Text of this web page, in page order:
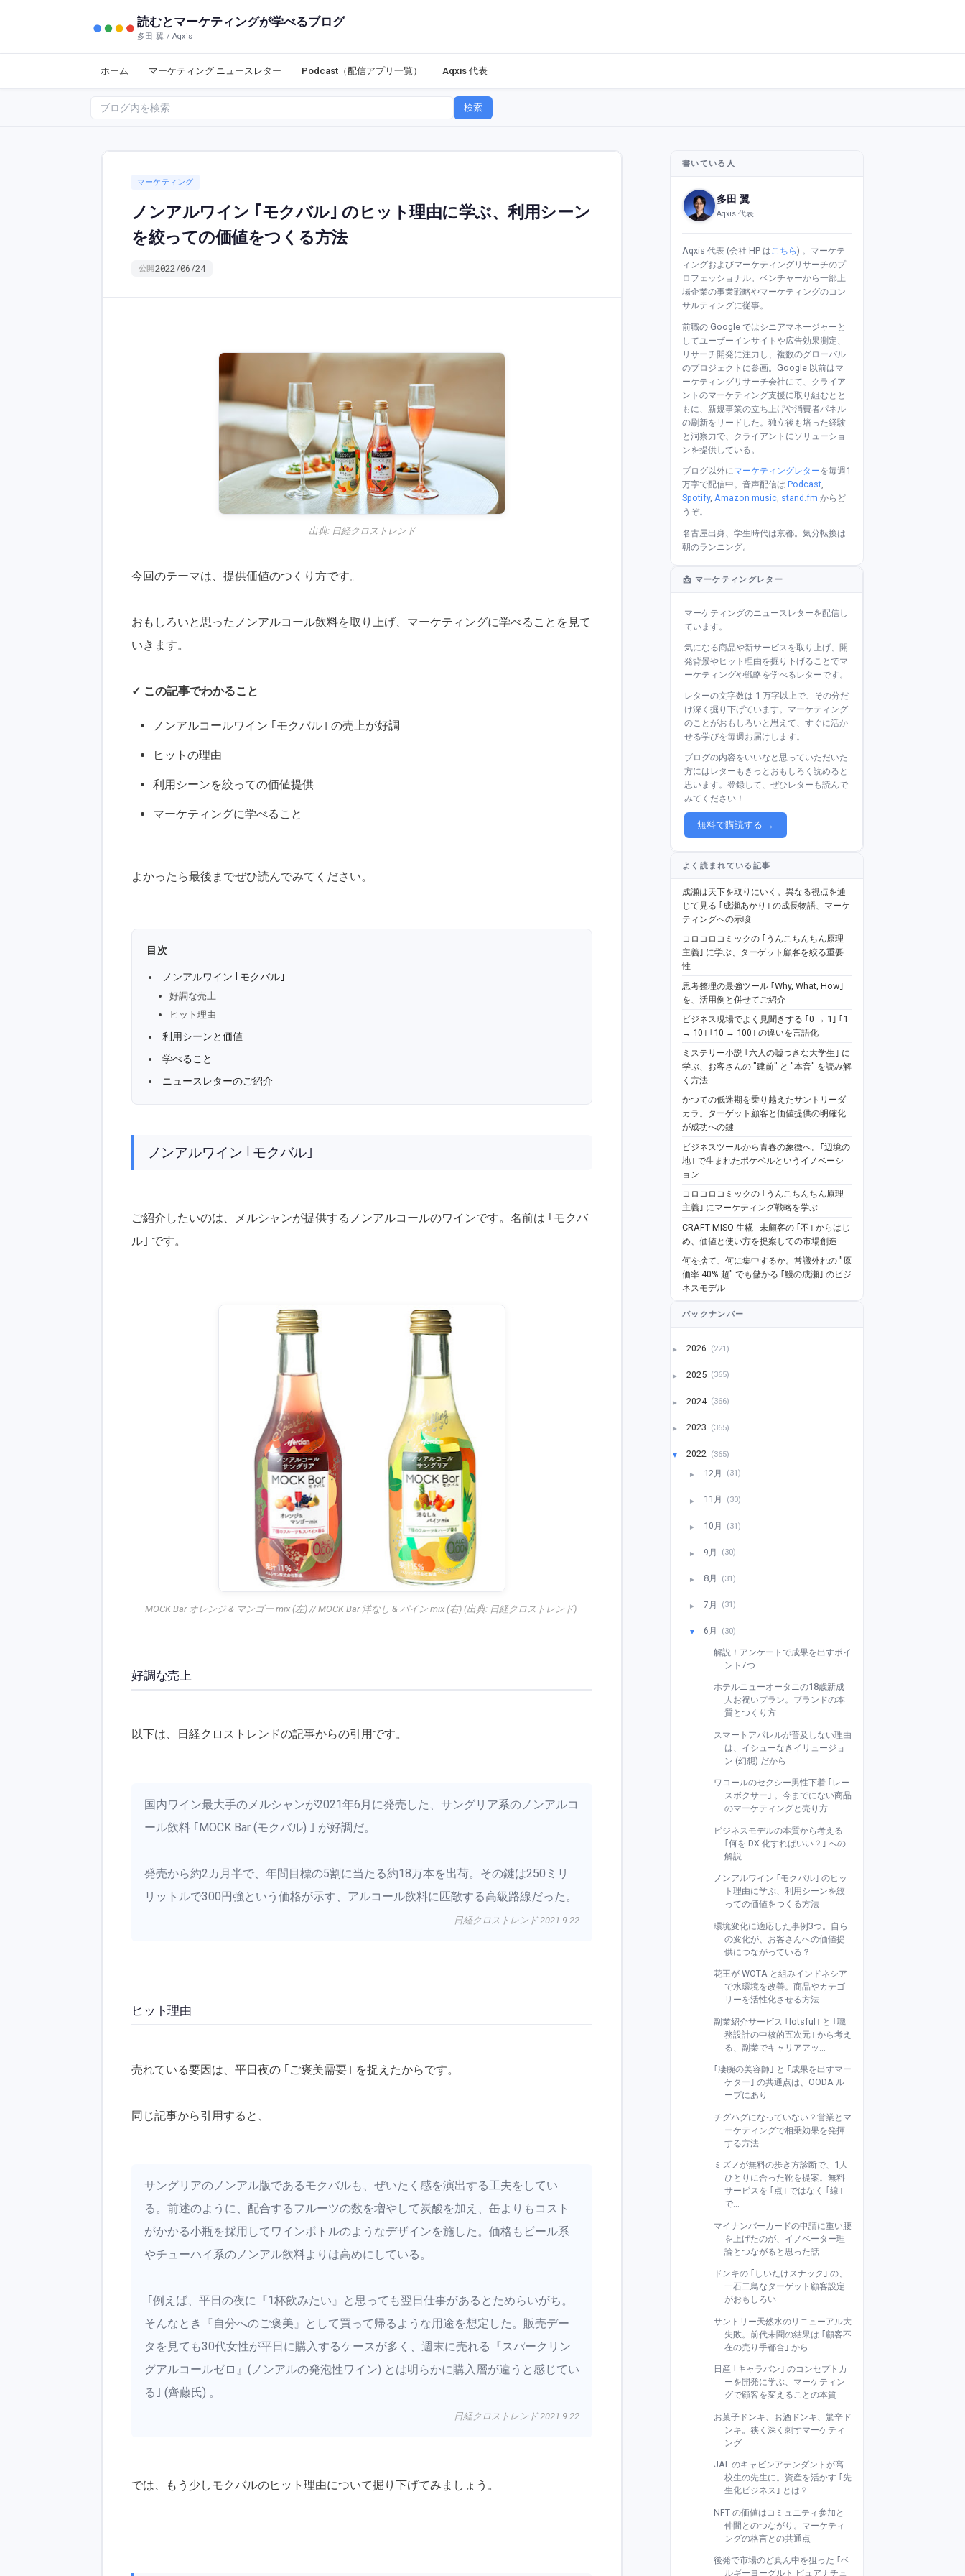
読むとマーケティングが学べるブログ
多田 翼 / Aqxis
ホーム マーケティング ニュースレター Podcast（配信アプリ一覧） Aqxis 代表
検索
マーケティング
ノンアルワイン ｢モクバル｣ のヒット理由に学ぶ、利用シーン
を絞っての価値をつくる方法
公開2022/06/24
出典: 日経クロストレンド
今回のテーマは、提供価値のつくり方です。
おもしろいと思ったノンアルコール飲料を取り上げ、マーケティングに学べることを見て
いきます。
✓ この記事でわかること
ノンアルコールワイン ｢モクバル｣ の売上が好調
ヒットの理由
利用シーンを絞っての価値提供
マーケティングに学べること
よかったら最後までぜひ読んでみてください。
目次
ノンアルワイン ｢モクバル｣
好調な売上
ヒット理由
利用シーンと価値
学べること
ニュースレターのご紹介
ノンアルワイン ｢モクバル｣
ご紹介したいのは、メルシャンが提供するノンアルコールのワインです。名前は ｢モクバ
ル｣ です。
MOCK Bar オレンジ & マンゴー mix (左) // MOCK Bar 洋なし & パイン mix (右) (出典: 日経クロストレンド)
好調な売上
以下は、日経クロストレンドの記事からの引用です。
国内ワイン最大手のメルシャンが2021年6月に発売した、サングリア系のノンアルコ
ール飲料 ｢MOCK Bar (モクバル) ｣ が好調だ。
発売から約2カ月半で、年間目標の5割に当たる約18万本を出荷。その鍵は250ミリ
リットルで300円強という価格が示す、アルコール飲料に匹敵する高級路線だった。
日経クロストレンド 2021.9.22
ヒット理由
売れている要因は、平日夜の ｢ご褒美需要｣ を捉えたからです。
同じ記事から引用すると、
サングリアのノンアル版であるモクバルも、ぜいたく感を演出する工夫をしてい
る。前述のように、配合するフルーツの数を増やして炭酸を加え、缶よりもコスト
がかかる小瓶を採用してワインボトルのようなデザインを施した。価格もビール系
やチューハイ系のノンアル飲料よりは高めにしている。
｢例えば、平日の夜に『1杯飲みたい』と思っても翌日仕事があるとためらいがち。
そんなとき『自分へのご褒美』として買って帰るような用途を想定した。販売デー
タを見ても30代女性が平日に購入するケースが多く、週末に売れる『スパークリン
グアルコールゼロ』(ノンアルの発泡性ワイン) とは明らかに購入層が違うと感じてい
る｣ (齊藤氏) 。
日経クロストレンド 2021.9.22
では、もう少しモクバルのヒット理由について掘り下げてみましょう。
書いている人
多田 翼
Aqxis 代表
Aqxis 代表 (会社 HP はこちら) 。マーケテ
ィングおよびマーケティングリサーチのプ
ロフェッショナル。ベンチャーから一部上
場企業の事業戦略やマーケティングのコン
サルティングに従事。
前職の Google ではシニアマネージャーと
してユーザーインサイトや広告効果測定、
リサーチ開発に注力し、複数のグローバル
のプロジェクトに参画。Google 以前はマ
ーケティングリサーチ会社にて、クライア
ントのマーケティング支援に取り組むとと
もに、新規事業の立ち上げや消費者パネル
の刷新をリードした。独立後も培った経験
と洞察力で、クライアントにソリューショ
ンを提供している。
ブログ以外にマーケティングレターを毎週1
万字で配信中。音声配信は Podcast,
Spotify, Amazon music, stand.fm からど
うぞ。
名古屋出身、学生時代は京都。気分転換は
朝のランニング。
📩 マーケティングレター
マーケティングのニュースレターを配信し
ています。
気になる商品や新サービスを取り上げ、開
発背景やヒット理由を掘り下げることでマ
ーケティングや戦略を学べるレターです。
レターの文字数は 1 万字以上で、その分だ
け深く掘り下げています。マーケティング
のことがおもしろいと思えて、すぐに活か
せる学びを毎週お届けします。
ブログの内容をいいなと思っていただいた
方にはレターもきっとおもしろく読めると
思います。登録して、ぜひレターも読んで
みてください！
無料で購読する →
よく読まれている記事
成瀬は天下を取りにいく。異なる視点を通
じて見る ｢成瀬あかり｣ の成長物語、マーケ
ティングへの示唆
コロコロコミックの ｢うんこちんちん原理
主義｣ に学ぶ、ターゲット顧客を絞る重要
性
思考整理の最強ツール ｢Why, What, How｣
を、活用例と併せてご紹介
ビジネス現場でよく見聞きする ｢0 → 1｣ ｢1
→ 10｣ ｢10 → 100｣ の違いを言語化
ミステリー小説 ｢六人の嘘つきな大学生｣ に
学ぶ、お客さんの "建前" と "本音" を読み解
く方法
かつての低迷期を乗り越えたサントリーダ
カラ。ターゲット顧客と価値提供の明確化
が成功への鍵
ビジネスツールから青春の象徴へ。｢辺境の
地｣ で生まれたポケベルというイノベーシ
ョン
コロコロコミックの ｢うんこちんちん原理
主義｣ にマーケティング戦略を学ぶ
CRAFT MISO 生糀 - 未顧客の ｢不｣ からはじ
め、価値と使い方を提案しての市場創造
何を捨て、何に集中するか。常識外れの "原
価率 40% 超" でも儲かる ｢鰻の成瀬｣ のビジ
ネスモデル
バックナンバー
► 2026 (221)
► 2025 (365)
► 2024 (366)
► 2023 (365)
▼ 2022 (365)
► 12月 (31)
► 11月 (30)
► 10月 (31)
► 9月 (30)
► 8月 (31)
► 7月 (31)
▼ 6月 (30)
解説！アンケートで成果を出すポイ
ント7つ
ホテルニューオータニの18歳新成
人お祝いプラン。ブランドの本
質とつくり方
スマートアパレルが普及しない理由
は、イシューなきイリュージョ
ン (幻想) だから
ワコールのセクシー男性下着 ｢レー
スボクサー｣ 。今までにない商品
のマーケティングと売り方
ビジネスモデルの本質から考える
｢何を DX 化すればいい？｣ への
解説
ノンアルワイン ｢モクバル｣ のヒッ
ト理由に学ぶ、利用シーンを絞
っての価値をつくる方法
環境変化に適応した事例3つ。自ら
の変化が、お客さんへの価値提
供につながっている？
花王が WOTA と組みインドネシア
で水環境を改善。商品やカテゴ
リーを活性化させる方法
副業紹介サービス ｢lotsful｣ と ｢職
務設計の中核的五次元｣ から考え
る、副業でキャリアアッ...
｢凄腕の美容師｣ と ｢成果を出すマー
ケター｣ の共通点は、OODA ル
ープにあり
チグハグになっていない？営業とマ
ーケティングで相乗効果を発揮
する方法
ミズノが無料の歩き方診断で、1人
ひとりに合った靴を提案。無料
サービスを ｢点｣ ではなく ｢線｣
で...
マイナンバーカードの申請に重い腰
を上げたのが、イノベーター理
論とつながると思った話
ドンキの ｢しいたけスナック｣ の、
一石二鳥なターゲット顧客設定
がおもしろい
サントリー天然水のリニューアル大
失敗。前代未聞の結果は ｢顧客不
在の売り手都合｣ から
日産 ｢キャラバン｣ のコンセプトカ
ーを開発に学ぶ、マーケティン
グで顧客を変えることの本質
お菓子ドンキ、お酒ドンキ、驚辛ド
ンキ。狭く深く刺すマーケティ
ング
JAL のキャビンアテンダントが高
校生の先生に。資産を活かす ｢先
生化ビジネス｣ とは？
NFT の価値はコミュニティ参加と
仲間とのつながり。マーケティ
ングの格言との共通点
後発で市場のど真ん中を狙った ｢ベ
ルギーヨーグルト ピュアナチュ